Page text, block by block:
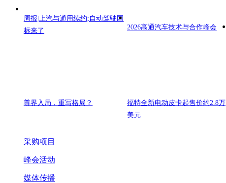
周报|上汽与通用续约;自动驾驶国
标来了
2026高通汽车技术与合作峰会
尊界入局，重写格局？
福特全新电动皮卡起售价约2.8万
美元
采购项目
峰会活动
媒体传播